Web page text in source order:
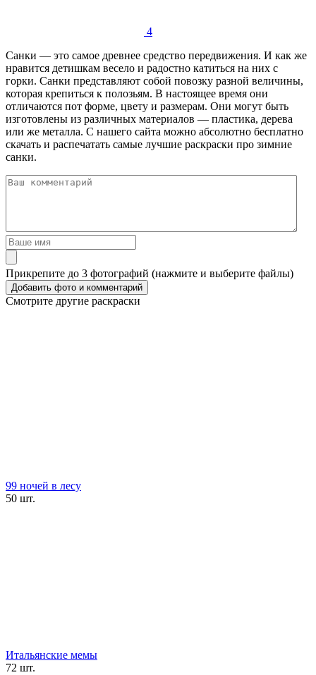
4
Санки — это самое древнее средство передвижения. И как же
нравится детишкам весело и радостно катиться на них с
горки. Санки представляют собой повозку разной величины,
которая крепиться к полозьям. В настоящее время они
отличаются пот форме, цвету и размерам. Они могут быть
изготовлены из различных материалов — пластика, дерева
или же металла. С нашего сайта можно абсолютно бесплатно
скачать и распечатать самые лучшие раскраски про зимние
санки.
Прикрепите до 3 фотографий (нажмите и выберите файлы)
Смотрите другие раскраски
99 ночей в лесу
50 шт.
Итальянские мемы
72 шт.